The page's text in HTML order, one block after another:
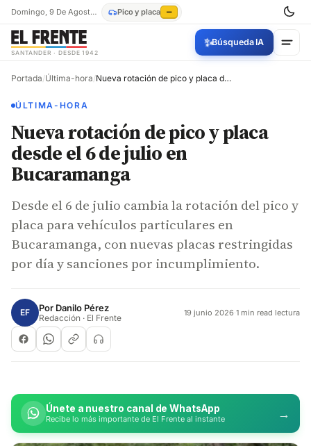
Domingo, 9 De Agosto De 2026 Pico y placa —
SANTANDER · DESDE 1942
✨Búsqueda IA
Portada/Última-hora/ Nueva rotación de pico y placa desde el 6 de julio en Bucaramanga
ÚLTIMA-HORA
Nueva rotación de pico y placa
desde el 6 de julio en
Bucaramanga
Desde el 6 de julio cambia la rotación del pico y
placa para vehículos particulares en
Bucaramanga, con nuevas placas restringidas
por día y sanciones por incumplimiento.
EF Por Danilo Pérez
Redacción · El Frente 19 junio 2026·1 min read lectura
Únete a nuestro canal de WhatsApp
Recibe lo más importante de El Frente al instante →